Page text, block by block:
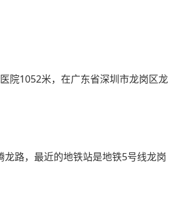
院1052米，在广东省深圳市龙岗区龙
龙路，最近的地铁站是地铁5号线龙岗